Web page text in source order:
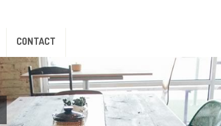
CONTACT